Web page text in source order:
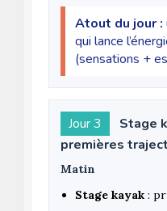
Atout du jour :
qui lance
(sensations +
Jour 3
Stage
premières
Matin
Stage kayak :